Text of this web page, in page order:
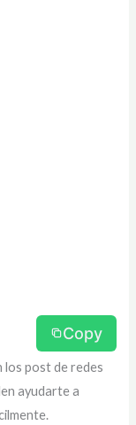
Copy
los post de redes
ayudarte a